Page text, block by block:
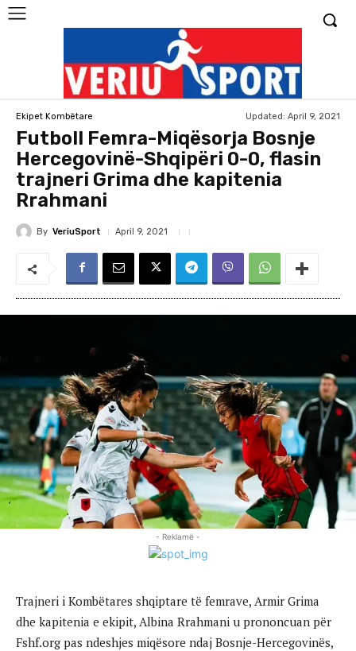
Ekipet Kombëtare Updated: April 9, 2021
Futboll Femra-Miqësorja Bosnje
Hercegovinë-Shqipëri 0-0, flasin
trajneri Grima dhe kapitenia
Rrahmani
By VeriuSport April 9, 2021
- Reklamë -
Trajneri i Kombëtares shqiptare të femrave, Armir Grima
dhe kapitenia e ekipit, Albina Rrahmani u prononcuan për
Fshf.org pas ndeshjes miqësore ndaj Bosnje-Hercegovinës,